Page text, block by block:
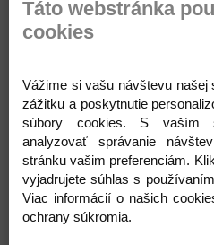
Popis Parametre
Táto webstránka
cookies
Vážime si vašu návštevu našej
zážitku a poskytnutie
súbory cookies. S vaším
analyzovať správanie
stránku vašim preferenciám.
vyjadrujete súhlas s
Viac informácií o našich
ochrany súkromia.